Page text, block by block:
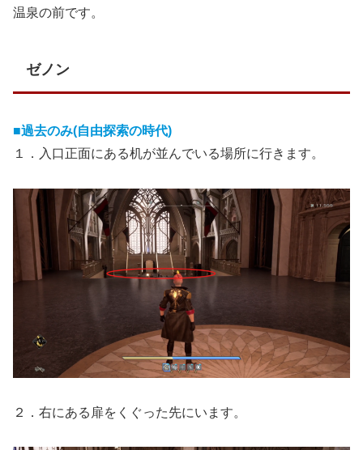
温泉の前です。
ゼノン
■過去のみ(自由探索の時代)
１．入口正面にある机が並んでいる場所に行きます。
２．右にある扉をくぐった先にいます。